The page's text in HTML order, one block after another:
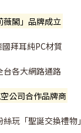
薇閣」品牌成立
國拜耳純PC材質
台各大網路通路
公司合作品牌商
玩「聖誕交換禮物」